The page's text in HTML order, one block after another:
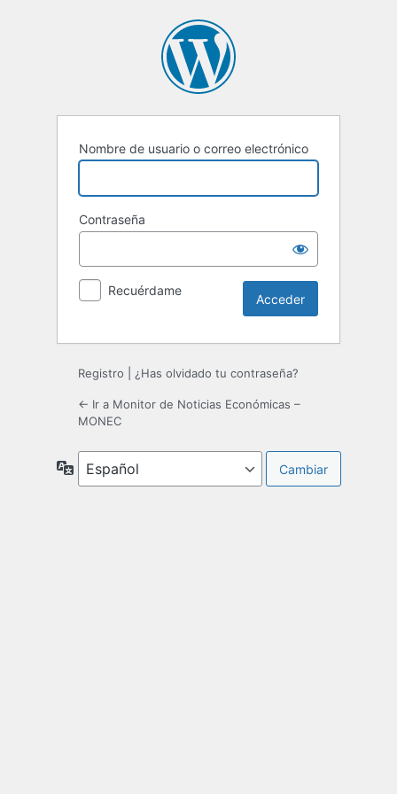
Nombre de usuario o correo electrónico
Contraseña
Recuérdame
Registro ¿Has olvidado tu contraseña?
← Ir a Monitor de Noticias Económicas –
MONEC
Idioma